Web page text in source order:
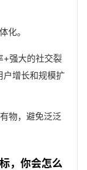
化。
+强大的社交裂
户增长和规模扩
物，避免泛泛
，你会怎么